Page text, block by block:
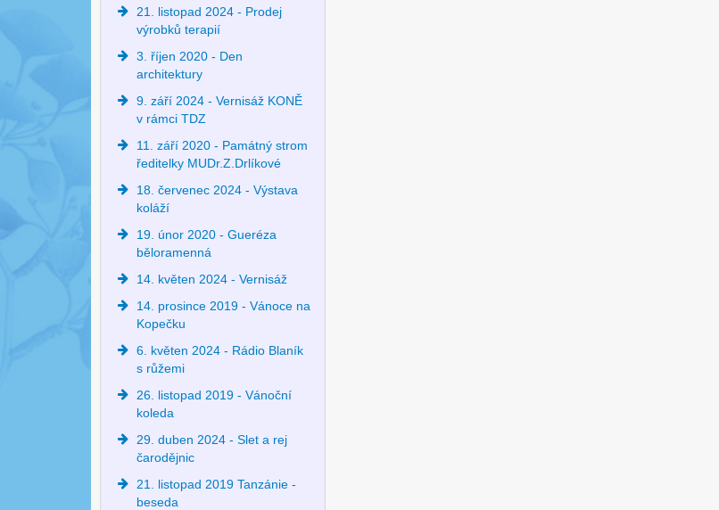
21. listopad 2024 - Prodej
výrobků terapií
3. říjen 2020 - Den
architektury
9. září 2024 - Vernisáž KONĚ
v rámci TDZ
11. září 2020 - Památný strom
ředitelky MUDr.Z.Drlíkové
18. červenec 2024 - Výstava
koláží
19. únor 2020 - Gueréza
běloramenná
14. květen 2024 - Vernisáž
14. prosince 2019 - Vánoce na
Kopečku
6. květen 2024 - Rádio Blaník
s růžemi
26. listopad 2019 - Vánoční
koleda
29. duben 2024 - Slet a rej
čarodějnic
21. listopad 2019 Tanzánie -
beseda